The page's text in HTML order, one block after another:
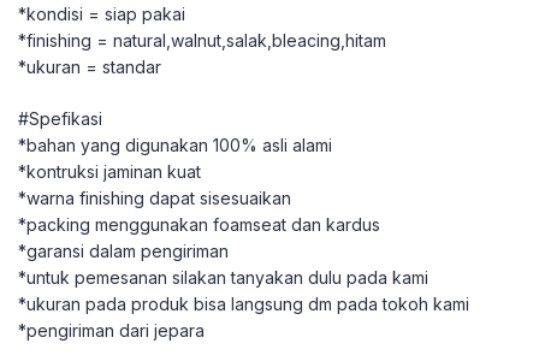
*kondisi = siap pakai
*finishing = natural,walnut,salak,bleacing,hitam
*ukuran = standar
#Spefikasi
*bahan yang digunakan 100% asli alami
*kontruksi jaminan kuat
*warna finishing dapat sisesuaikan
*packing menggunakan foamseat dan kardus
*garansi dalam pengiriman
*untuk pemesanan silakan tanyakan dulu pada kami
*ukuran pada produk bisa langsung dm pada tokoh kami
*pengiriman dari jepara